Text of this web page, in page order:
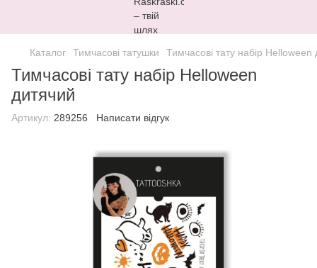
Каталог Тимчасові татушки Тимчасові тату набір Helloween
Тимчасові тату набір Helloween
дитячий
Артикул: 289256 Написати відгук